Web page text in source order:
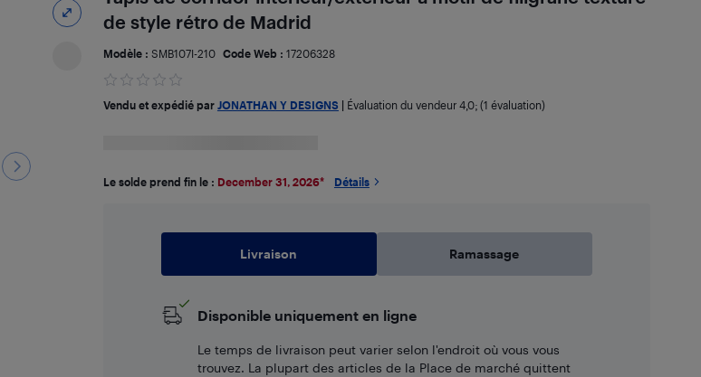
de style rétro de Madrid
Modèle : SMB107I-210 Code Web : 17206328
Vendu et expédié par JONATHAN Y DESIGNS Évaluation du vendeur 4,0; (1 évaluation)
Le solde prend fin le : December 31, 2026* Détails
Livraison Ramassage
Disponible uniquement en ligne
Le temps de livraison peut varier selon l'endroit où vous vous
trouvez. La plupart des articles de la Place de marché quittent